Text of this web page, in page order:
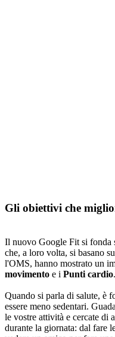
Gli obiettivi che
Il nuovo Google Fit si fonda
che, a loro volta, si basano
l'OMS, hanno mostrato un
movimento e i Punti cardio.
Quando si parla di salute, è
essere meno sedentari.
le vostre attività e cercate di
durante la giornata: dal fare